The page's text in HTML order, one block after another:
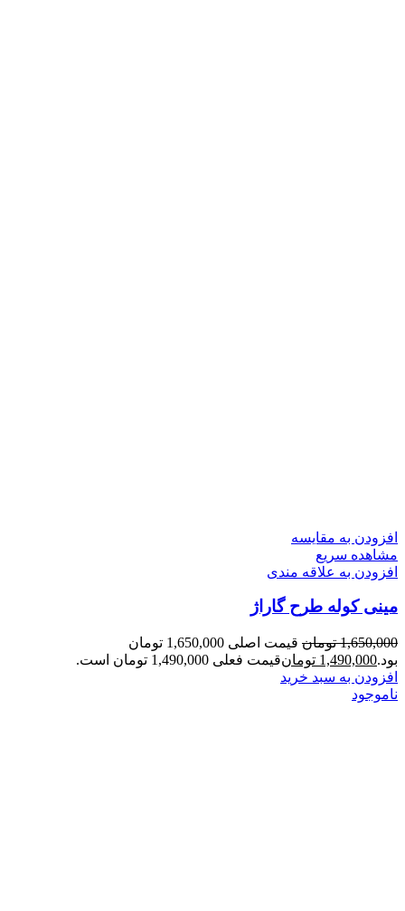
افزودن به مقایسه
مشاهده سریع
افزودن به علاقه مندی
مینی کوله طرح گاراژ
1,650,000 تومان
قیمت اصلی 1,650,000 تومان
بود.1,490,000 تومانقیمت فعلی 1,490,000 تومان است.
افزودن به سبد خرید
ناموجود